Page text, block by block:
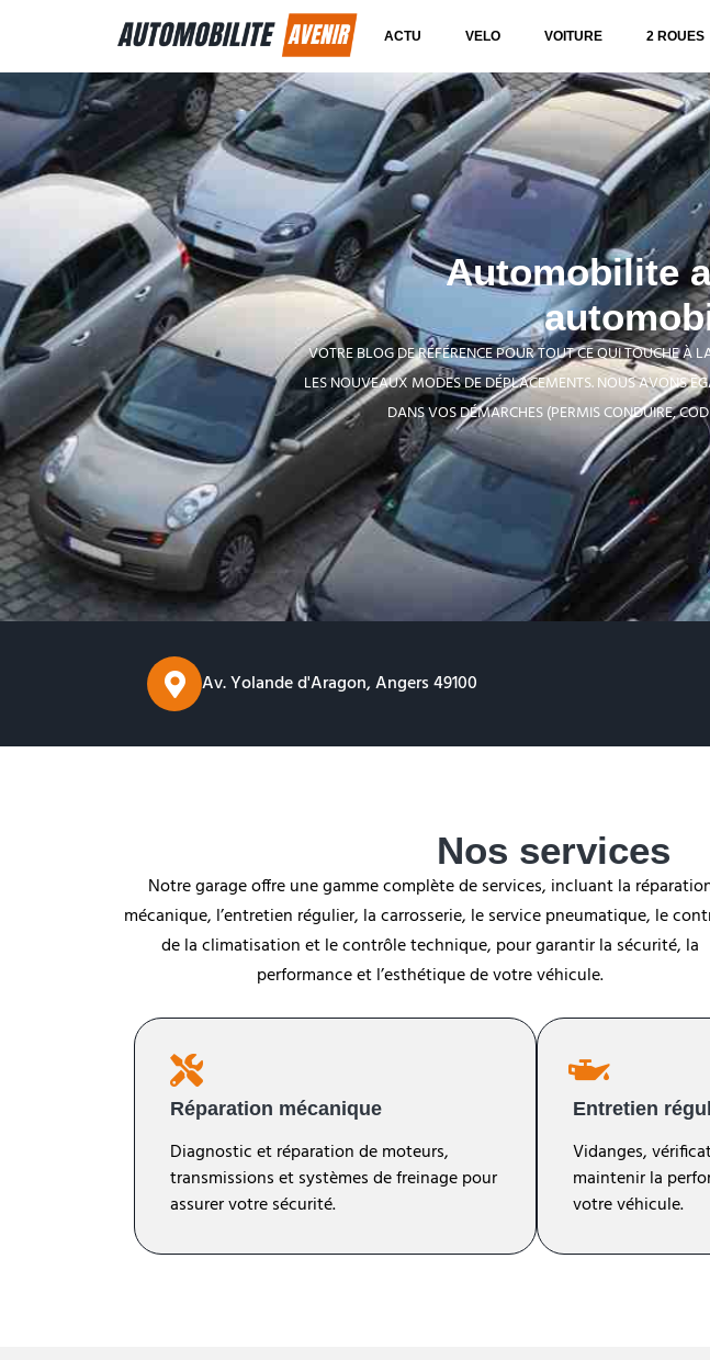
ACTU VELO VOITURE 2 ROUES
Automobilite
VOTRE BLOG DE RÉFÉRENCE POUR TOUT CE QUI TOUCHE À
LES NOUVEAUX MODES DE DÉPLACEMENTS. NOUS AVONS
DANS VOS DÉMARCHES (PERMIS CONDUIRE,
Av. Yolande d'Aragon, Angers 49100
Nos services
Notre garage offre une gamme complète de services, incluant la
mécanique, l’entretien régulier, la carrosserie, le service pneumatique, le
de la climatisation et le contrôle technique, pour garantir la sécurité, la
performance et l’esthétique de votre véhicule.
Réparation mécanique
Diagnostic et réparation de moteurs,
transmissions et systèmes de freinage pour
assurer votre sécurité.
Entretien
Vidanges,
maintenir la
votre véhicule.